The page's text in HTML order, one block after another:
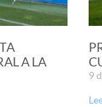
A LA
9